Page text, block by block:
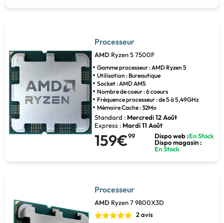
Processeur
AMD Ryzen 5 7500F
Gamme processeur : AMD Ryzen 5
Utilisation : Bureautique
Socket : AMD AM5
Nombre de coeur : 6 coeurs
Fréquence processeur : de 5 à 5,49GHz
Mémoire Cache : 32Mo
Standard : Mercredi 12 Août
Express : Mardi 11 Août
159€99 Dispo web :En Stock
Dispo magasin :
En Stock
Processeur
AMD Ryzen 7 9800X3D
2 avis